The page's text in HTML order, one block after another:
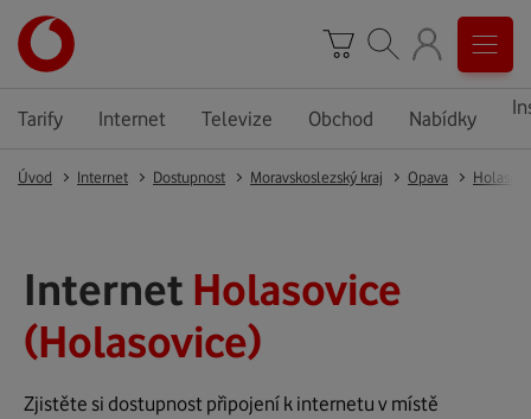
Tarify Internet Televize Obchod Nabídky
Úvod Internet Dostupnost Moravskoslezský kraj Opava
Internet Holasovice
(Holasovice)
Zjistěte si dostupnost připojení k internetu v místě